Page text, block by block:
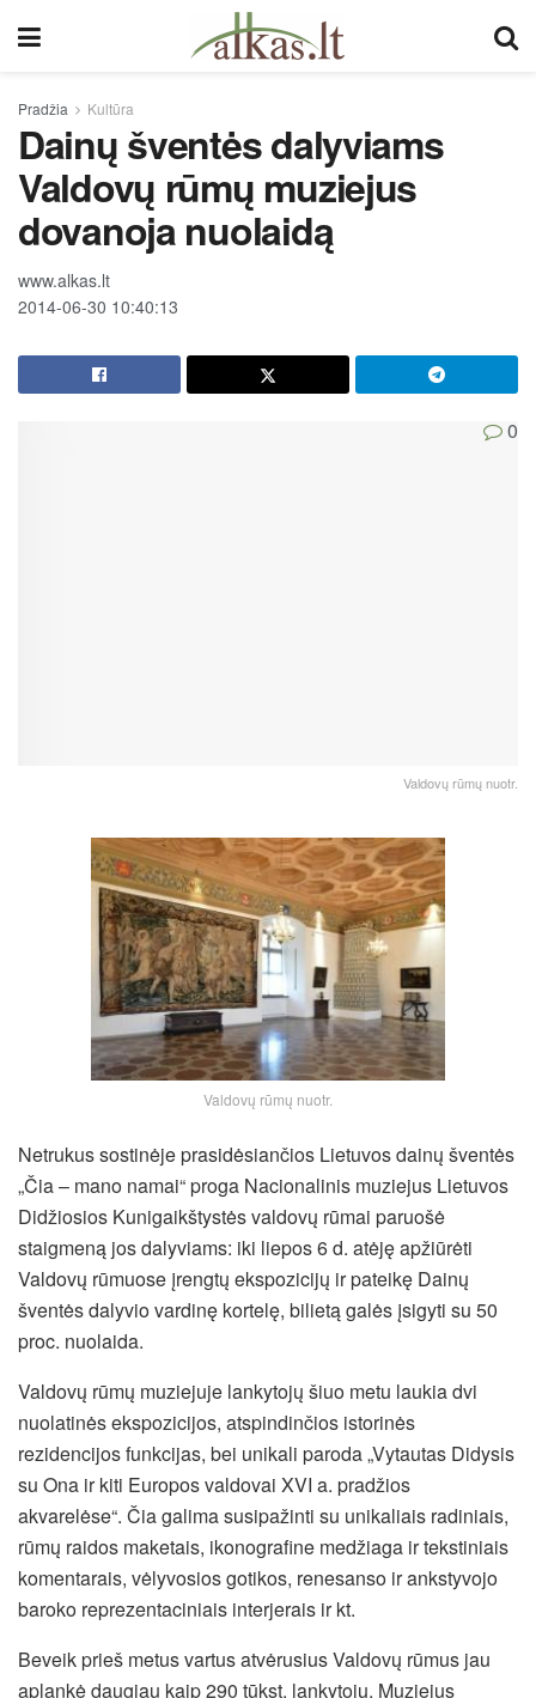
Pradžia Kultūra
Dainų šventės dalyviams
Valdovų rūmų muziejus
dovanoja nuolaidą
www.alkas.lt
2014-06-30 10:40:13
0
Valdovų rūmų nuotr.
Valdovų rūmų nuotr.
Netrukus sostinėje prasidėsiančios Lietuvos dainų šventės
„Čia – mano namai“ proga Nacionalinis muziejus Lietuvos
Didžiosios Kunigaikštystės valdovų rūmai paruošė
staigmeną jos dalyviams: iki liepos 6 d. atėję apžiūrėti
Valdovų rūmuose įrengtų ekspozicijų ir pateikę Dainų
šventės dalyvio vardinę kortelę, bilietą galės įsigyti su 50
proc. nuolaida.
Valdovų rūmų muziejuje lankytojų šiuo metu laukia dvi
nuolatinės ekspozicijos, atspindinčios istorinės
rezidencijos funkcijas, bei unikali paroda „Vytautas Didysis
su Ona ir kiti Europos valdovai XVI a. pradžios
akvarelėse“. Čia galima susipažinti su unikaliais radiniais,
rūmų raidos maketais, ikonografine medžiaga ir tekstiniais
komentarais, vėlyvosios gotikos, renesanso ir ankstyvojo
baroko reprezentaciniais interjerais ir kt.
Beveik prieš metus vartus atvėrusius Valdovų rūmus jau
aplankė daugiau kaip 290 tūkst. lankytojų. Muziejus